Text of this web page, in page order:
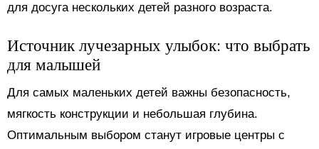
для досуга нескольких детей разного возраста.
Источник лучезарных улыбок: что выбрать
для малышей
Для самых маленьких детей важны безопасность,
мягкость конструкции и небольшая глубина.
Оптимальным выбором станут игровые центры с